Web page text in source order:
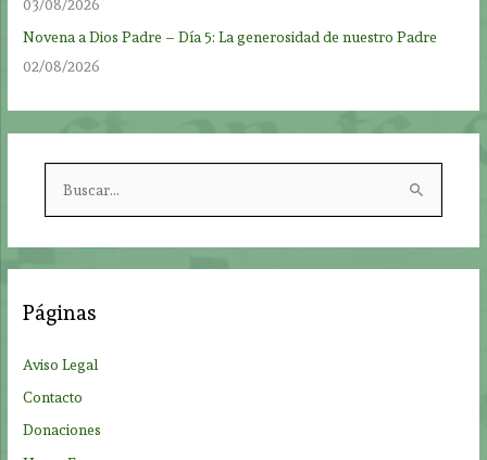
03/08/2026
Novena a Dios Padre – Día 5: La generosidad de nuestro Padre
02/08/2026
c
r
:
Páginas
Aviso Legal
Contacto
Donaciones